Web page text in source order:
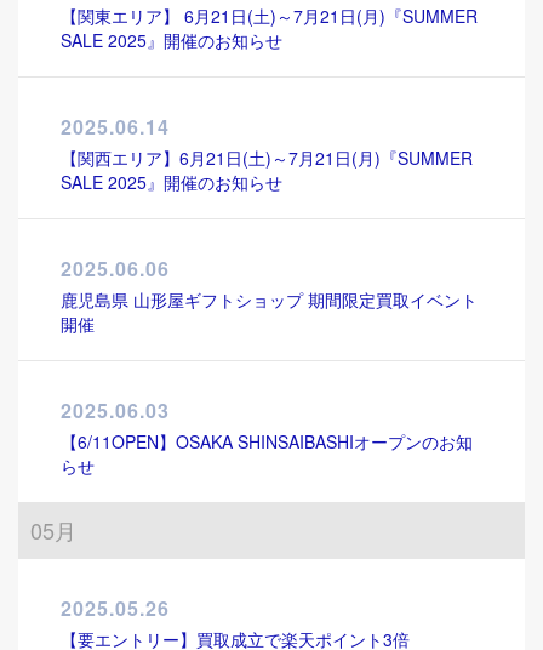
【関東エリア】 6月21日(土)～7月21日(月)『SUMMER
SALE 2025』開催のお知らせ
2025.06.14
【関西エリア】6月21日(土)～7月21日(月)『SUMMER
SALE 2025』開催のお知らせ
2025.06.06
鹿児島県 山形屋ギフトショップ 期間限定買取イベント
開催
2025.06.03
【6/11OPEN】OSAKA SHINSAIBASHIオープンのお知
らせ
05月
2025.05.26
【要エントリー】買取成立で楽天ポイント3倍